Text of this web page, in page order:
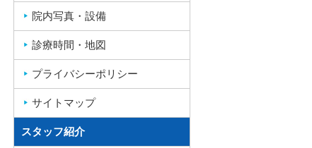
院内写真・設備
診療時間・地図
プライバシーポリシー
サイトマップ
スタッフ紹介